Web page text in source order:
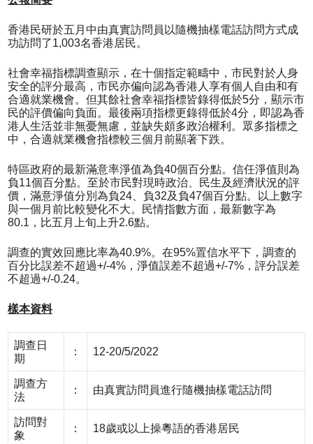
香港民研於五月中由真實訪問員以隨機抽樣電話訪問方式成
功訪問了1,003名香港居民。
社會幸福指標調查顯示，在十個指定範疇中，市民對於人身
安全的評分最高，市民亦偏向認為香港人享有個人自由和有
合適就業機會。但其餘社會幸福指標皆錄得低於5分，顯示市
民的評價偏向負面。最後兩項指標更錄得低於4分，即認為香
港人生活並非無憂無慮，並缺失頗多政治權利。眾多指標之
中，合適就業機會指標較三個月前顯著下跌。
特區政府的最新滿意率淨值為負40個百分點。信任淨值則為
負11個百分點。至於市民對現時政治、民生及經濟狀況的評
價，滿意淨值分別為負24、負32及負47個百分點。以上數字
與一個月前比較變化不大。民情指數方面，最新數字為
80.1，比五月上旬上升2.6點。
調查的實效回應比率為40.9%。在95%置信水平下，調查的
百分比誤差不超過+/-4%，淨值誤差不超過+/-7%，評分誤差
不超過+/-0.24。
樣本資料
調查日
期
： 12-20/5/2022
調查方
法
： 由真實訪問員進行隨機抽樣電話訪問
訪問對
象
： 18歲或以上操粵語的香港居民